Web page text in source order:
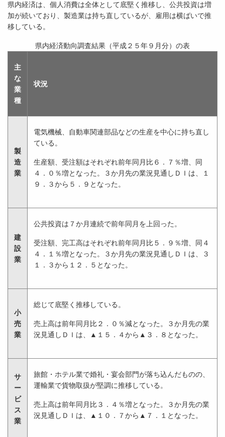
県内経済は、個人消費は全体として底堅く推移し、公共投資は増
加が続いており、製造業は持ち直しているが、雇用は横ばいで推
移している。
県内経済動向調査結果（平成２５年９月分）の表
主
な
業
種
状況
製
造
業
電気機械、自動車関連部品などの生産を中心に持ち直し
ている。
生産額、受注額はそれぞれ前年同月比６．７％増、同
４．０％増となった。３か月先の業況見通しＤＩは、１
９．３から５．９となった。
建
設
業
公共投資は７か月連続で前年同月を上回った。
受注額、完工高はそれぞれ前年同月比５．９％増、同４
４．１％増となった。３か月先の業況見通しＤＩは、３
１．３から１２．５となった。
小
売
業
総じて底堅く推移している。
売上高は前年同月比２．０％減となった。３か月先の業
況見通しＤＩは、▲１５．４から▲３．８となった。
サ
ー
ビ
ス
業
旅館・ホテル業で婚礼・宴会部門が落ち込んだものの、
運輸業で貨物取扱が堅調に推移している。
売上高は前年同月比３．４％増となった。３か月先の業
況見通しＤＩは、▲１０．７から▲７．１となった。